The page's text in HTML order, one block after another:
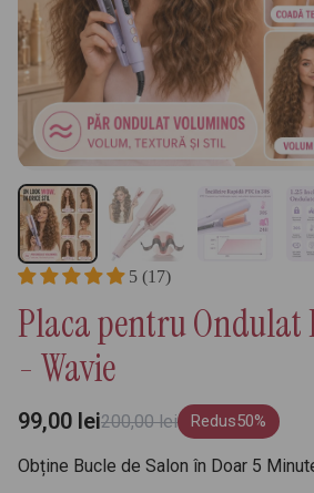
5 (17)
Placa pentru
- Wavie
99,00 lei200,00 lei Redus50%
Obține Bucle de Salon în Doar 5